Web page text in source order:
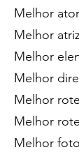
Melhor ator
Melhor
Melhor
Melhor
Melhor
Melhor
Melhor